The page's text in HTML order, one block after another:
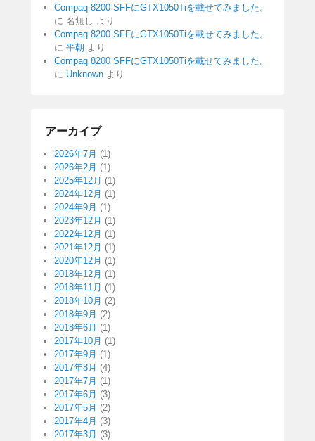
Compaq 8200 SFFにGTX1050Tiを載せてみました。
に 名無し より
Compaq 8200 SFFにGTX1050Tiを載せてみました。
に 平朝 より
Compaq 8200 SFFにGTX1050Tiを載せてみました。
に Unknown より
アーカイブ
2026年7月 (1)
2026年2月 (1)
2025年12月 (1)
2024年12月 (1)
2024年9月 (1)
2023年12月 (1)
2022年12月 (1)
2021年12月 (1)
2020年12月 (1)
2018年12月 (1)
2018年11月 (1)
2018年10月 (2)
2018年9月 (2)
2018年6月 (1)
2017年10月 (1)
2017年9月 (1)
2017年8月 (4)
2017年7月 (1)
2017年6月 (3)
2017年5月 (2)
2017年4月 (3)
2017年3月 (3)